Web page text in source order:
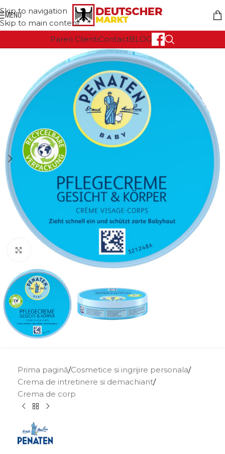
Skip to navigation
Skip to main content
MENU
Pareri ClientiContactBLOG
Click to enlarge
Prima pagină/Cosmetice si ingrijire personala/
Crema de intretinere si demachiant/
Crema de corp